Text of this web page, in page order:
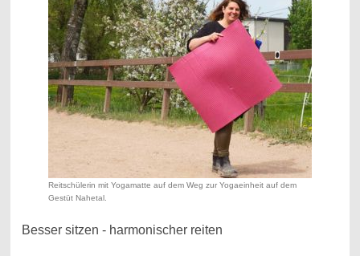
Reitschülerin mit Yogamatte auf dem Weg zur Yogaeinheit auf dem
Gestüt Nahetal.
Besser sitzen - harmonischer reiten